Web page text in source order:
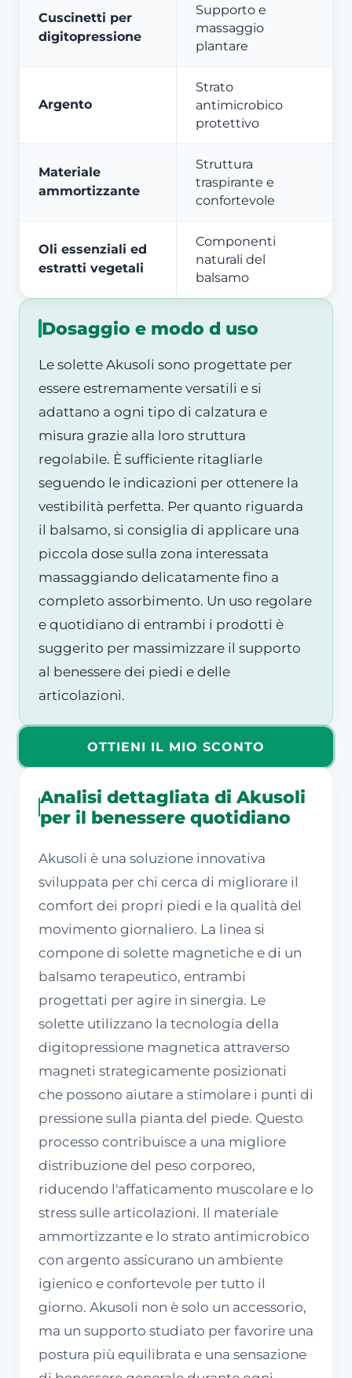
Cuscinetti per
digitopressione
Supporto e
massaggio
plantare
Argento
Strato
antimicrobico
protettivo
Materiale
ammortizzante
Struttura
traspirante e
confortevole
Oli essenziali ed
estratti vegetali
Componenti
naturali del
balsamo
Dosaggio e modo d uso
Le solette Akusoli sono progettate per
essere estremamente versatili e si
adattano a ogni tipo di calzatura e
misura grazie alla loro struttura
regolabile. È sufficiente ritagliarle
seguendo le indicazioni per ottenere la
vestibilità perfetta. Per quanto riguarda
il balsamo, si consiglia di applicare una
piccola dose sulla zona interessata
massaggiando delicatamente fino a
completo assorbimento. Un uso regolare
e quotidiano di entrambi i prodotti è
suggerito per massimizzare il supporto
al benessere dei piedi e delle
articolazioni.
OTTIENI IL MIO SCONTO
Analisi dettagliata di Akusoli
per il benessere quotidiano
Akusoli è una soluzione innovativa
sviluppata per chi cerca di migliorare il
comfort dei propri piedi e la qualità del
movimento giornaliero. La linea si
compone di solette magnetiche e di un
balsamo terapeutico, entrambi
progettati per agire in sinergia. Le
solette utilizzano la tecnologia della
digitopressione magnetica attraverso
magneti strategicamente posizionati
che possono aiutare a stimolare i punti di
pressione sulla pianta del piede. Questo
processo contribuisce a una migliore
distribuzione del peso corporeo,
riducendo l'affaticamento muscolare e lo
stress sulle articolazioni. Il materiale
ammortizzante e lo strato antimicrobico
con argento assicurano un ambiente
igienico e confortevole per tutto il
giorno. Akusoli non è solo un accessorio,
ma un supporto studiato per favorire una
postura più equilibrata e una sensazione